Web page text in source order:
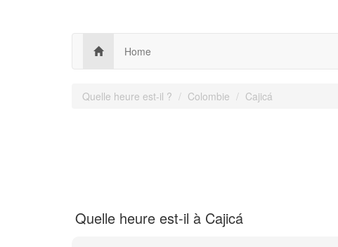
Home
Quelle heure est-il ? Colombie Cajicá
Quelle heure est-il à Cajicá